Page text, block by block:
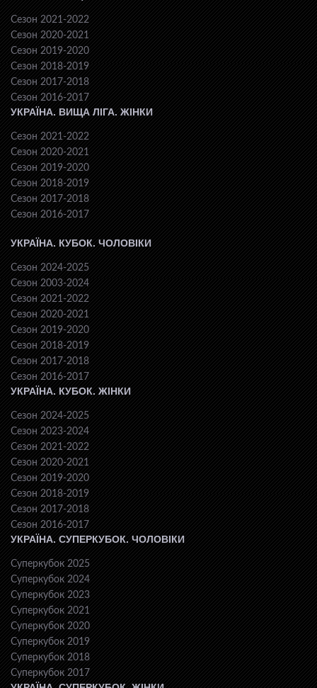
Сезон 2021-2022
Сезон 2020-2021
Сезон 2019-2020
Сезон 2018-2019
Сезон 2017-2018
Сезон 2016-2017
УКРАЇНА. ВИЩА ЛІГА. ЖІНКИ
Сезон 2021-2022
Сезон 2020-2021
Сезон 2019-2020
Сезон 2018-2019
Сезон 2017-2018
Сезон 2016-2017
УКРАЇНА. КУБОК. ЧОЛОВІКИ
Сезон 2024-2025
Сезон 2003-2024
Сезон 2021-2022
Сезон 2020-2021
Сезон 2019-2020
Сезон 2018-2019
Сезон 2017-2018
Сезон 2016-2017
УКРАЇНА. КУБОК. ЖІНКИ
Сезон 2024-2025
Сезон 2023-2024
Сезон 2021-2022
Сезон 2020-2021
Сезон 2019-2020
Сезон 2018-2019
Сезон 2017-2018
Сезон 2016-2017
УКРАЇНА. СУПЕРКУБОК. ЧОЛОВІКИ
Суперкубок 2025
Суперкубок 2024
Суперкубок 2023
Суперкубок 2021
Суперкубок 2020
Суперкубок 2019
Суперкубок 2018
Суперкубок 2017